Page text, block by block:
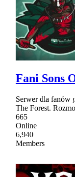
Fani Sons
Serwer dla fanów
The Forest.
665
Online
6,940
Members